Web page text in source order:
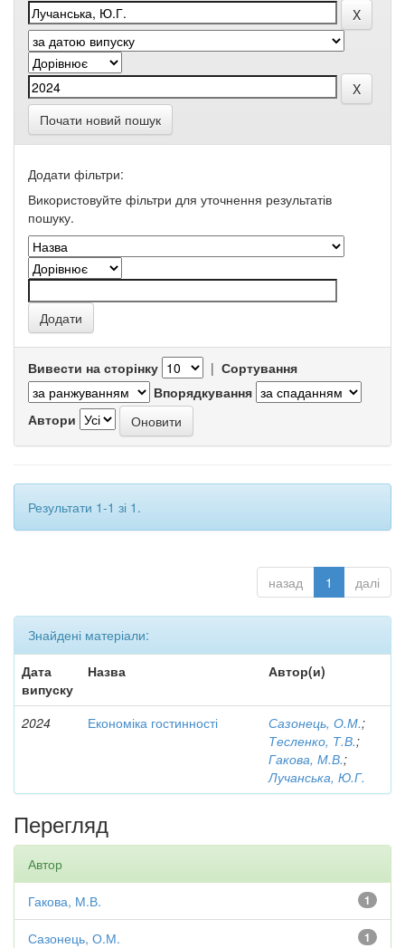
Почати новий пошук
Додати фільтри:
Використовуйте фільтри для уточнення результатів
пошуку.
Вивести на сторінку | Сортування
Впорядкування
Автори
Результати 1-1 зі 1.
назад 1 далі
Знайдені матеріали:
Дата
випуску
Назва Автор(и)
2024 Економіка гостинності Сазонець, О.М.;
Тесленко, Т.В.;
Гакова, М.В.;
Лучанська, Ю.Г.
Перегляд
Автор
1
Гакова, М.В.
1
Сазонець, О.М.